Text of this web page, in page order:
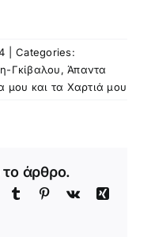
Categories:
Γκίβαλου,Άπαντα
μου και τα Χαρτιά μου
το άρθρο.
Tumblr Pinterest
Vk
Xing